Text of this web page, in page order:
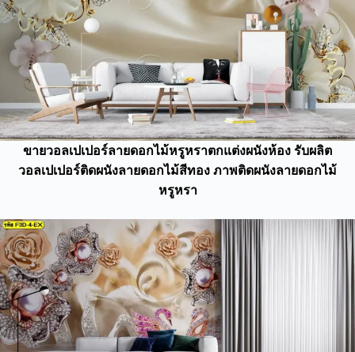
ขายวอลเปเปอร์ลายดอกไม้หรูหราตกแต่งผนังห้อง รับผลิต
วอลเปเปอร์ติดผนังลายดอกไม้สีทอง ภาพติดผนังลายดอกไม้
หรูหรา